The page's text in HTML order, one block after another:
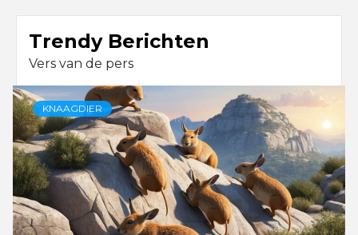
Trendy Berichten
Vers van de pers
KNAAGDIER